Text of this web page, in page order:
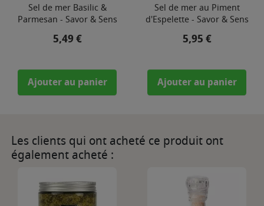
Sel de mer Basilic &
Parmesan - Savor & Sens
Prix
5,49 €
Ajouter au panier
Sel de mer au Piment
d'Espelette - Savor & Sens
Prix
5,95 €
Ajouter au panier
Les clients qui ont acheté ce produit ont
également acheté :